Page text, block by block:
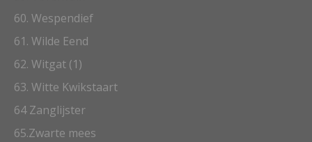
60. Wespendief
61. Wilde Eend
62. Witgat (1)
63. Witte Kwikstaart
64 Zanglijster
65.Zwarte mees